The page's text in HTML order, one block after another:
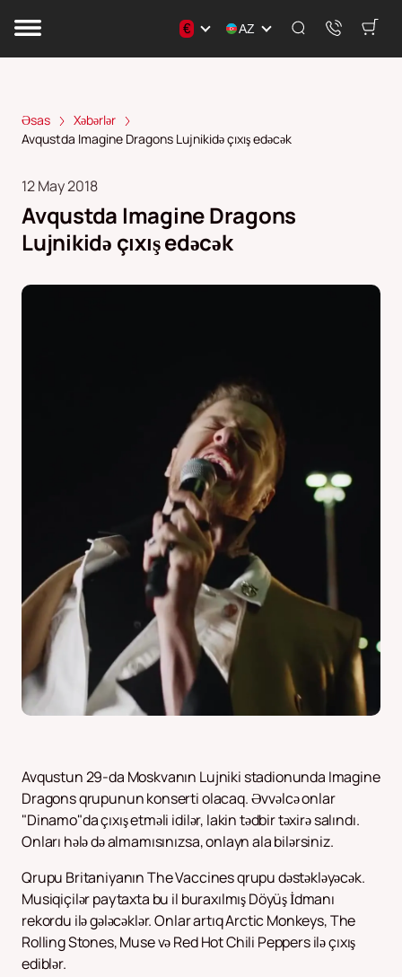
€ AZ
Əsas
Xəbərlər
Avqustda Imagine Dragons Lujnikidə çıxış edəcək
12 May 2018
Avqustda Imagine Dragons
Lujnikidə çıxış edəcək
Avqustun 29-da Moskvanın Lujniki stadionunda Imagine
Dragons qrupunun konserti olacaq. Əvvəlcə onlar
"Dinamo"da çıxış etməli idilər, lakin tədbir təxirə salındı.
Onları hələ də almamısınızsa, onlayn ala bilərsiniz.
Qrupu Britaniyanın The Vaccines qrupu dəstəkləyəcək.
Musiqiçilər paytaxta bu il buraxılmış Döyüş İdmanı
rekordu ilə gələcəklər. Onlar artıq Arctic Monkeys, The
Rolling Stones, Muse və Red Hot Chili Peppers ilə çıxış
ediblər.